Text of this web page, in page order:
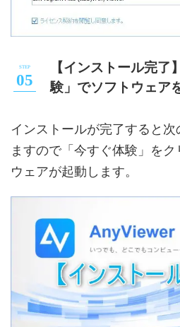
【インストール完了
験」でソフトウェア
インストールが完了すると
ますので「今すぐ体験」を
ウェアが起動します。